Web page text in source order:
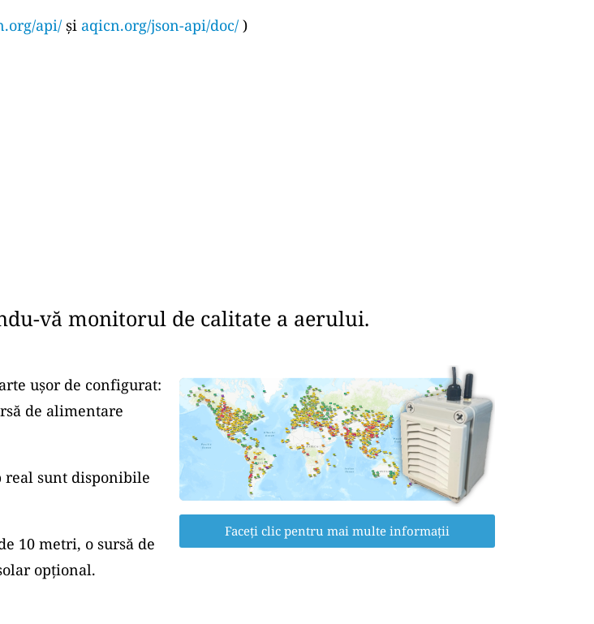
api/ și aqicn.org/json-api/doc/ )
vă monitorul de calitate a aerului.
ușor de configurat:
de alimentare
real sunt disponibile
10 metri, o sursă de
opțional.
Faceți clic pentru mai multe informații